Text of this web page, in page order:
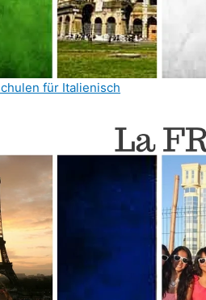
für Italienisch